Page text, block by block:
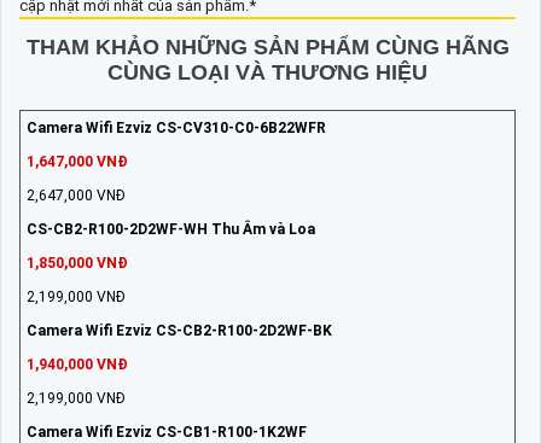
cập nhật mới nhất của sản phẩm.*
THAM KHẢO NHỮNG SẢN PHẨM CÙNG HÃNG
CÙNG LOẠI VÀ THƯƠNG HIỆU
Camera Wifi Ezviz CS-CV310-C0-6B22WFR
1,647,000 VNĐ
2,647,000 VNĐ
CS-CB2-R100-2D2WF-WH Thu Âm và Loa
1,850,000 VNĐ
2,199,000 VNĐ
Camera Wifi Ezviz CS-CB2-R100-2D2WF-BK
1,940,000 VNĐ
2,199,000 VNĐ
Camera Wifi Ezviz CS-CB1-R100-1K2WF